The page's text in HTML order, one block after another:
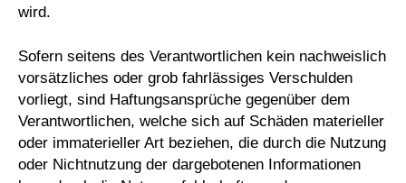
wird.
Sofern seitens des Verantwortlichen kein nachweislich
vorsätzliches oder grob fahrlässiges Verschulden
vorliegt, sind Haftungsansprüche gegenüber dem
Verantwortlichen, welche sich auf Schäden materieller
oder immaterieller Art beziehen, die durch die Nutzung
oder Nichtnutzung der dargebotenen Informationen